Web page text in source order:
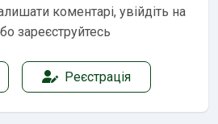
коментарі, увійдіть на
зареєструйтесь
Реєстрація